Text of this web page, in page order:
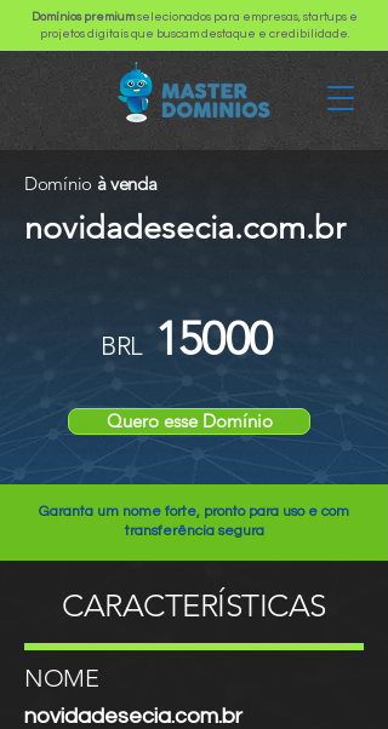
Domínios premiumselecionados para empresas, startups e
projetos digitais que buscam destaque e credibilidade.
Domínio à venda
novidadesecia.com.br
BRL 15000
Quero esse Domínio
Garanta um nome forte, pronto para uso e com
transferência segura
CARACTERÍSTICAS
NOME
novidadesecia.com.br